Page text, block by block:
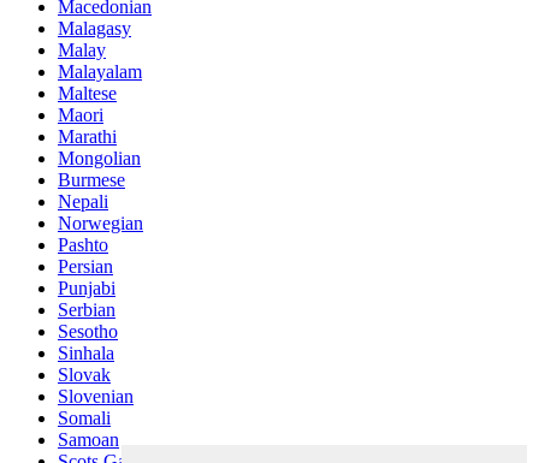
Macedonian
Malagasy
Malay
Malayalam
Maltese
Maori
Marathi
Mongolian
Burmese
Nepali
Norwegian
Pashto
Persian
Punjabi
Serbian
Sesotho
Sinhala
Slovak
Slovenian
Somali
Samoan